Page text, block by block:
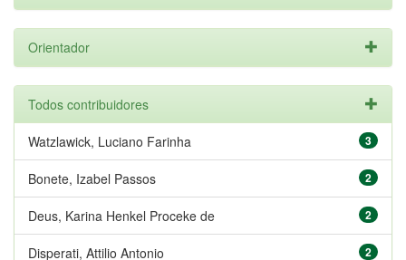
Orientador
Todos contribuidores
3
Watzlawick, Luciano Farinha
2
Bonete, Izabel Passos
2
Deus, Karina Henkel Proceke de
2
Disperati, Attilio Antonio